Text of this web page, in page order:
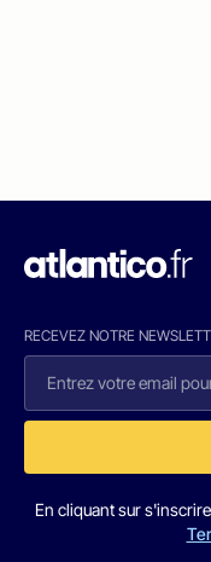
RECEVEZ NOTRE
En cliquant sur